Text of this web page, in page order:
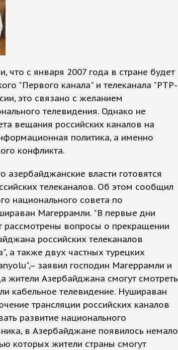
что с января 2007 года в стране будет
"Первого канала" и телеканала "РТР-
это связано с желанием
телевидения. Однако не
вещания российских каналов на
политика, а именно
конфликта.
азербайджанские власти готовятся
телеканалов. Об этом сообщил
национального совета по
Магеррамли. "В первые дни
рассмотрены вопросы о прекращении
российских телеканалов
а также двух частных турецких
заявил господин Магеррамли и
жители Азербайджана смогут смотреть
кабельное телевидение. Нушираван
трансляции российских каналов
развитие национального
в Азербайджане появилось немало
которых жители страны смогут